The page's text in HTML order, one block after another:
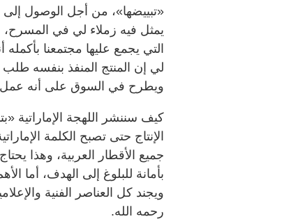
«تبييضها»، من أجل الوصول
يمثل فيه زملاء لي في المسرح،
التي يجمع عليها مجتمعنا
لي إن المنتج المنفذ بنفسه
ويطرح في السوق على أنه عمل
كيف سننشر اللهجة الإماراتية
الإنتاج حتى تصبح الكلمة
جميع الأقطار العربية، وهذا
بأمانة للبلوغ إلى الهدف، أما
ويجند كل العناصر الفنية
رحمه الله.